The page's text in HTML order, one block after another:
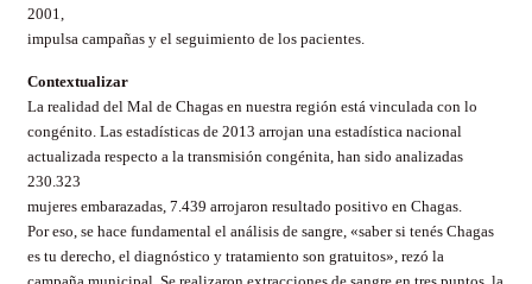
2001,
impulsa campañas y el seguimiento de los pacientes.
Contextualizar
La realidad del Mal de Chagas en nuestra región está vinculada con lo
congénito. Las estadísticas de 2013 arrojan una estadística nacional
actualizada respecto a la transmisión congénita, han sido analizadas
230.323
mujeres embarazadas, 7.439 arrojaron resultado positivo en Chagas.
Por eso, se hace fundamental el análisis de sangre, «saber si tenés Chagas
es tu derecho, el diagnóstico y tratamiento son gratuitos», rezó la